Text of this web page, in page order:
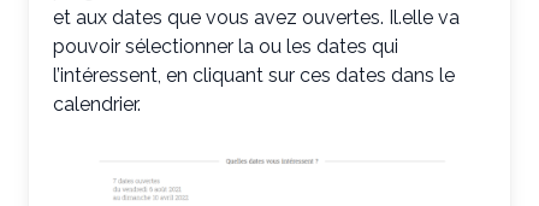
et aux dates que vous avez ouvertes. Il.elle va
pouvoir sélectionner la ou les dates qui
l’intéressent, en cliquant sur ces dates dans le
calendrier.